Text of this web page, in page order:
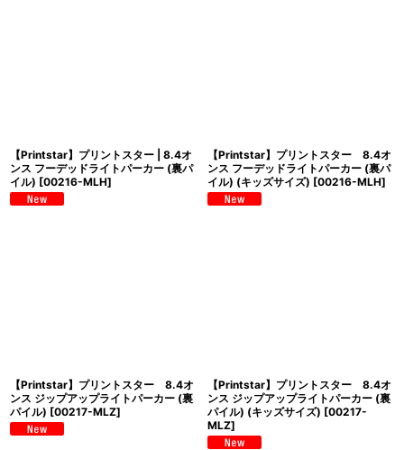
【Printstar】プリントスター | 8.4オ
ンス フーデッドライトパーカー (裏パ
イル) [00216-MLH]
【Printstar】プリントスター 8.4オ
ンス フーデッドライトパーカー (裏パ
イル) (キッズサイズ) [00216-MLH]
【Printstar】プリントスター 8.4オ
ンス ジップアップライトパーカー (裏
パイル) [00217-MLZ]
【Printstar】プリントスター 8.4オ
ンス ジップアップライトパーカー (裏
パイル) (キッズサイズ) [00217-
MLZ]